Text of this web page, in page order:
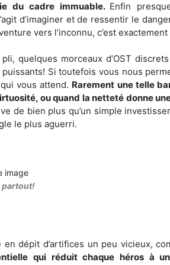
du cadre immuable. Enfin
d’imaginer et de ressentir le
vers l’inconnu, c’est exactement
quelques morceaux d’OST
Si toutefois vous nous
vous attend. Rarement une telle
ou quand la netteté donne
de bien plus qu’un simple
le plus aguerri.
partout!
dépit d’artifices un peu vicieux,
qui réduit chaque héros à